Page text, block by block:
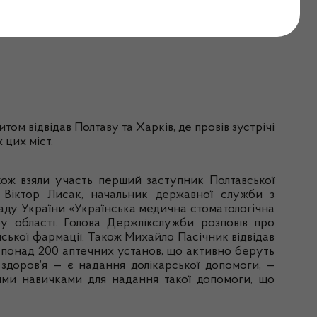
відвідав Полтаву та Харків, де провів зустрічі
цих міст.
взяли участь перший заступник Полтавської
Віктор Лисак, начальник державної служби з
України «Українська медична стоматологічна
області. ГоловаДержлікслужби розповів про
фармації. ТакожМихайло Пасічник відвідав
понад 200 аптечних установ, що активноберуть
здоров’я — є надання долікарської допомоги, —
навичками для надання такої допомоги, що